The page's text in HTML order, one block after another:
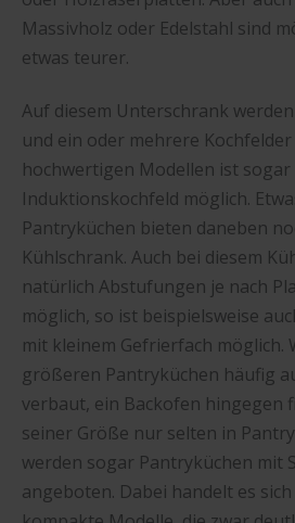
Massivholz oder Edelstahl sind
etwas teurer.
Auf diesem Unterschrank
und ein oder mehrere
hochwertigen Modellen ist sogar
Induktionskochfeld möglich.
Pantryküchen bieten daneben
Kühlschrank. Auch bei diesem
natürlich Abstufungen je nach
möglich, so ist beispielsweise
mit kleinem Gefrierfach möglich.
größeren Pantryküchen häufig
verbaut, ein Backofen hingegen
seiner Größe nur selten in
werden sogar Pantryküchen mit
angeboten. Dabei handelt es